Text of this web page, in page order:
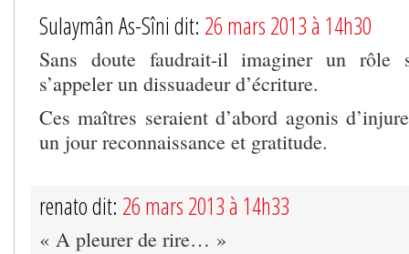
Sulaymân As-Sîni dit: 26 mars 2013 à 14h30
Sans doute faudrait-il imaginer un rôle
s’appeler un dissuadeur d’écriture.
Ces maîtres seraient d’abord agonis
un jour reconnaissance et gratitude.
renato dit: 26 mars 2013 à 14h33
« A pleurer de rire… »